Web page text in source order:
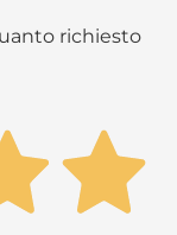
richiesto